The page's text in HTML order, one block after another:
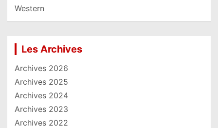
Western
Les Archives
Archives 2026
Archives 2025
Archives 2024
Archives 2023
Archives 2022